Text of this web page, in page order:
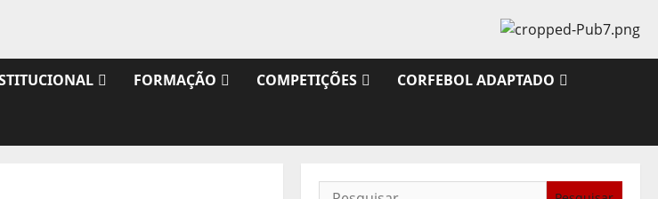
FORMAÇÃO COMPETIÇÕES CORFEBOL ADAPTADO
Pesquisar